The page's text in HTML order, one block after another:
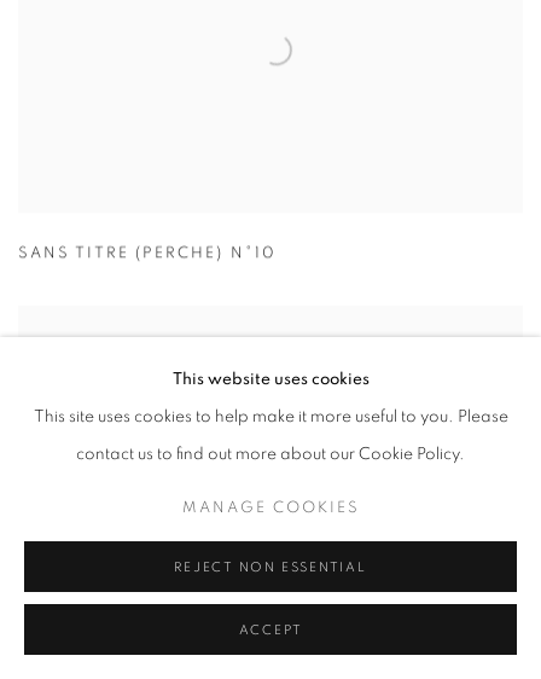
SANS TITRE (PERCHE) N°10
This website uses cookies
This site uses cookies to help make it more useful to you. Please
contact us to find out more about our Cookie Policy.
MANAGE COOKIES
REJECT NON ESSENTIAL
ACCEPT